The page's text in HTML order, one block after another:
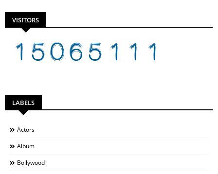
VISITORS
LABELS
Actors
Album
Bollywood